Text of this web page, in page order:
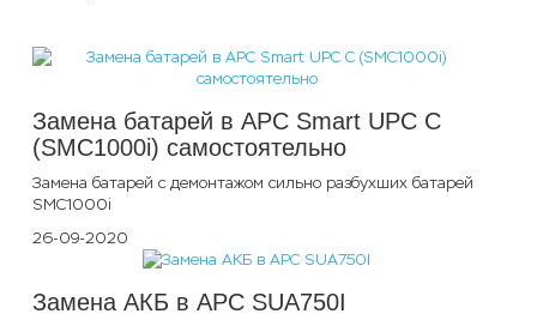
Замена батарей в APC Smart UPC С
(SMC1000i) самостоятельно
Замена батарей с демонтажом сильно разбухших батарей
SMC1000i
26-09-2020
Замена АКБ в APC SUA750I